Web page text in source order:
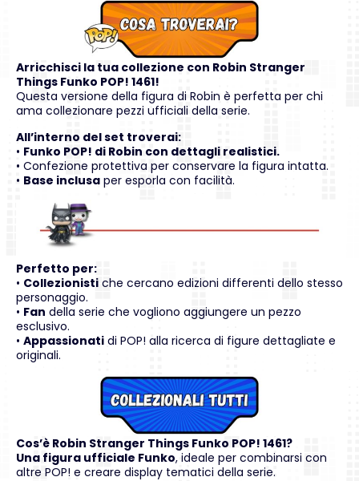
Arricchisci la tua collezione con Robin Stranger
Things Funko POP! 1461!
Questa versione della figura di Robin è perfetta per chi
ama collezionare pezzi ufficiali della serie.
All’interno del set troverai:
• Funko POP! di Robin con dettagli realistici.
• Confezione protettiva per conservare la figura intatta.
• Base inclusa per esporla con facilità.
Perfetto per:
• Collezionisti che cercano edizioni differenti dello stesso
personaggio.
• Fan della serie che vogliono aggiungere un pezzo
esclusivo.
• Appassionati di POP! alla ricerca di figure dettagliate e
originali.
Cos’è Robin Stranger Things Funko POP! 1461?
Una figura ufficiale Funko, ideale per combinarsi con
altre POP! e creare display tematici della serie.